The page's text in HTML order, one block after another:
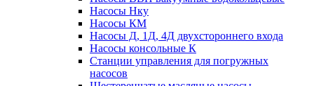
Насосы Нку
Насосы КМ
Насосы Д, 1Д, 4Д двухстороннего входа
Насосы консольные К
Станции управления для погружных
насосов